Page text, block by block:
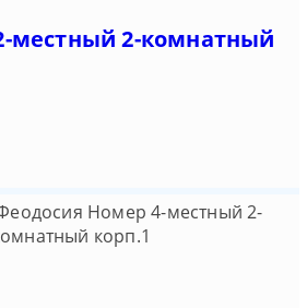
местный 2-комнатный